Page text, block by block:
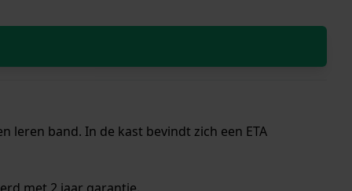
leren band. In de kast bevindt zich een ETA